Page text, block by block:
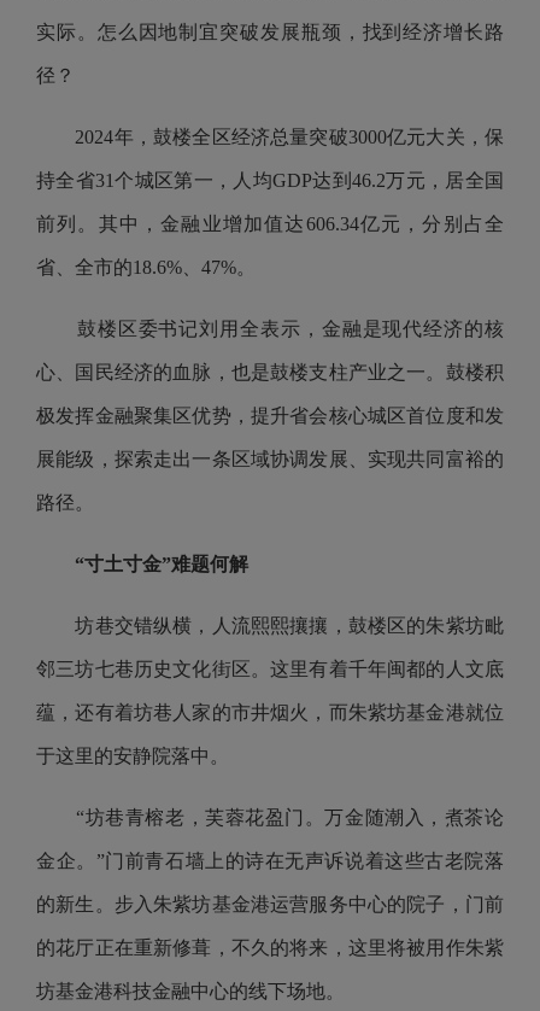
实际。怎么因地制宜突破发展瓶颈，找到经济增长路
径？
2024年，鼓楼全区经济总量突破3000亿元大关，保
持全省31个城区第一，人均GDP达到46.2万元，居全国
前列。其中，金融业增加值达606.34亿元，分别占全
省、全市的18.6%、47%。
鼓楼区委书记刘用全表示，金融是现代经济的核
心、国民经济的血脉，也是鼓楼支柱产业之一。鼓楼积
极发挥金融聚集区优势，提升省会核心城区首位度和发
展能级，探索走出一条区域协调发展、实现共同富裕的
路径。
“寸土寸金”难题何解
坊巷交错纵横，人流熙熙攘攘，鼓楼区的朱紫坊毗
邻三坊七巷历史文化街区。这里有着千年闽都的人文底
蕴，还有着坊巷人家的市井烟火，而朱紫坊基金港就位
于这里的安静院落中。
“坊巷青榕老，芙蓉花盈门。万金随潮入，煮茶论
金企。”门前青石墙上的诗在无声诉说着这些古老院落
的新生。步入朱紫坊基金港运营服务中心的院子，门前
的花厅正在重新修葺，不久的将来，这里将被用作朱紫
坊基金港科技金融中心的线下场地。